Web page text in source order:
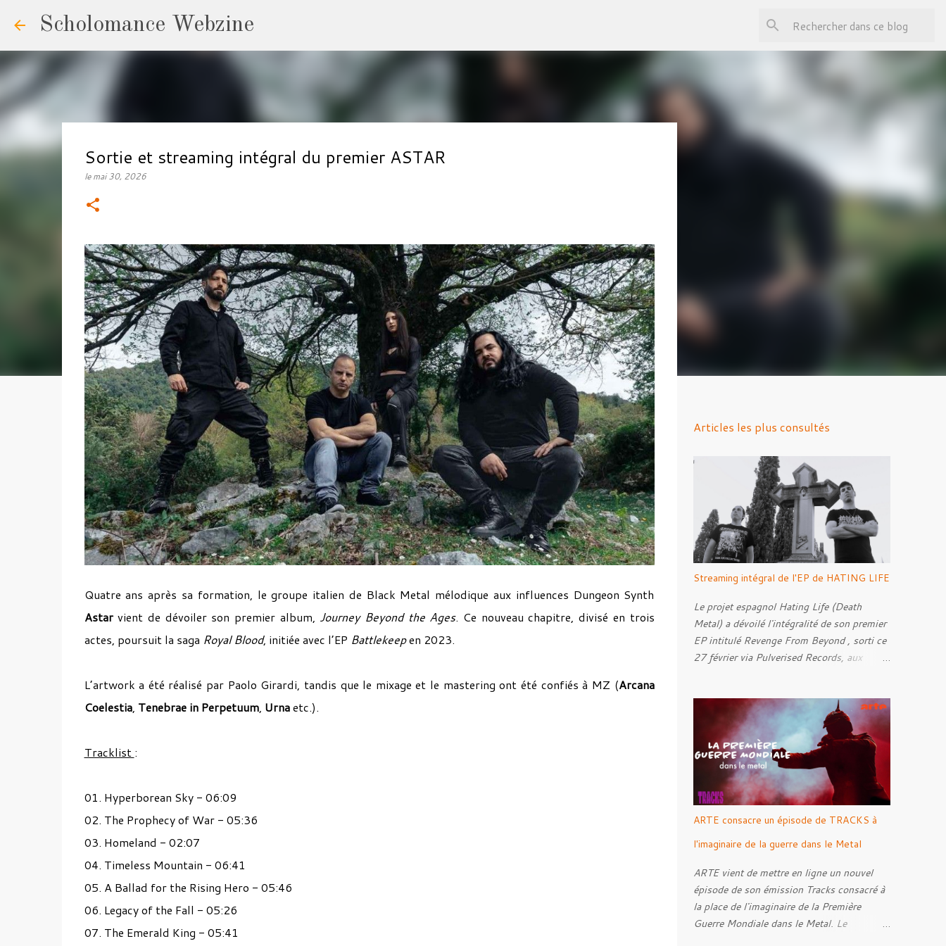
Scholomance Webzine
Sortie et streaming intégral du premier ASTAR
lemai 30, 2026
Quatre ans après sa formation, le groupe italien de Black Metal mélodique aux influences Dungeon Synth
Astarvient de dévoiler son premier album, Journey Beyond the Ages. Ce nouveau chapitre, divisé en trois
actes, poursuit la saga Royal Blood, initiée avec l’EP Battlekeepen 2023.
L’artwork a été réalisé par Paolo Girardi, tandis que le mixage et le mastering ont été confiés à MZ (Arcana
Coelestia, Tenebrae in Perpetuum, Urnaetc.).
Tracklist :
01. Hyperborean Sky - 06:09
02. The Prophecy of War - 05:36
03. Homeland - 02:07
04. Timeless Mountain - 06:41
05. A Ballad for the Rising Hero - 05:46
06. Legacy of the Fall - 05:26
07. The Emerald King - 05:41
Articles les plus consultés
Streaming intégral de l'EP de HATING LIFE
Le projet espagnol Hating Life (Death
Metal) a dévoilé l'intégralité de son premier
EP intitulé Revenge From Beyond , sorti ce
27 février via Pulverised Records, aux
et mixé par Santi et l'artwork a été réalisé
par Luxi Lahtinen. Tracklist: 01. Into The
Grave 02. The Eternal Embrace 03. A
Somber Night 04. Rebellion Against The
Vile 05. Revenge From Beyond 06. The
Sense Of Fear
ARTE consacre un épisode de TRACKS à
l'imaginaire de la guerre dans le Metal
ARTE vient de mettre en ligne un nouvel
épisode de son émission Tracks consacré à
la place de l'imaginaire de la Première
Guerre Mondiale dans le Metal. Le